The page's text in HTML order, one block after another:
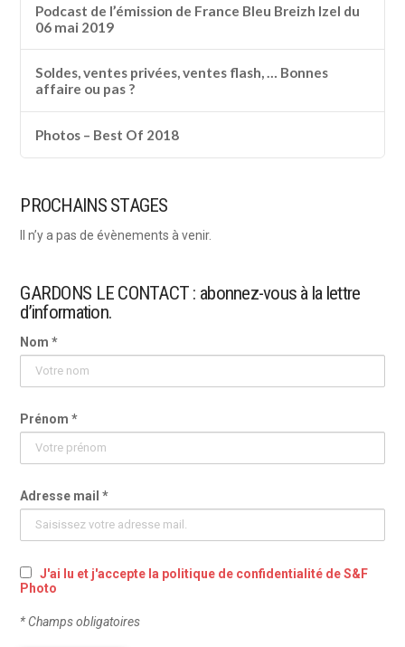
Podcast de l’émission de France Bleu Breizh Izel du
06 mai 2019
Soldes, ventes privées, ventes flash, … Bonnes
affaire ou pas ?
Photos – Best Of 2018
PROCHAINS STAGES
Il n’y a pas de évènements à venir.
GARDONS LE CONTACT : abonnez-vous à la lettre
d’information.
Nom *
Prénom *
Adresse mail *
J'ai lu et j'accepte la politique de confidentialité de S&F
Photo
* Champs obligatoires